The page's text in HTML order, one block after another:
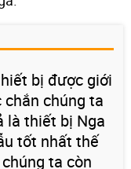
bị được giới
chúng ta
là thiết bị Nga
tốt nhất thế
ta còn